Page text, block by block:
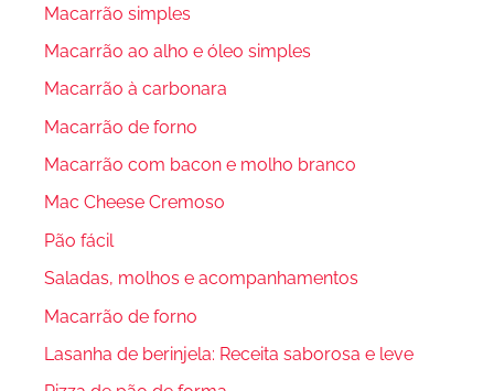
Macarrão simples
Macarrão ao alho e óleo simples
Macarrão à carbonara
Macarrão de forno
Macarrão com bacon e molho branco
Mac Cheese Cremoso
Pão fácil
Saladas, molhos e acompanhamentos
Macarrão de forno
Lasanha de berinjela: Receita saborosa e leve